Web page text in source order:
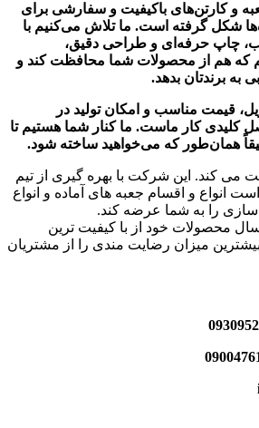
و کارتن‌های باکیفیت و سفارشی برای
شکل گرفته است. ما تلاش می‌کنیم با
چاپ حرفه‌ای و طراحی دقیق،
که هم از محصولات شما محافظت کند و
به برندتان بدهد.
قیمت مناسب و امکان تولید در
کلیدی کار ماست. ما کنار شما هستیم تا
همان‌طور که می‌خواهید ساخته شود.
می کند. این شرکت با بهره گیری از تیم
انواع و اقسام جعبه های آماده و انواع
را به شما عرضه کند.
محصولات خود از با کیفیت ترین
میزان رضایت مندی را از مشتریان